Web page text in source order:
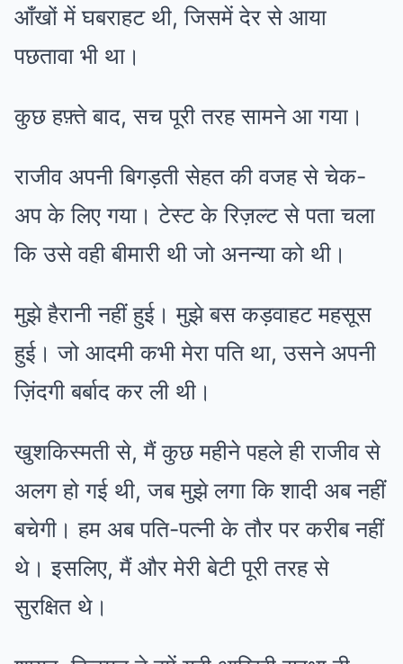
आँखों में घबराहट थी, जिसमें देर से आया
पछतावा भी था।
कुछ हफ़्ते बाद, सच पूरी तरह सामने आ गया।
राजीव अपनी बिगड़ती सेहत की वजह से चेक-
अप के लिए गया। टेस्ट के रिज़ल्ट से पता चला
कि उसे वही बीमारी थी जो अनन्या को थी।
मुझे हैरानी नहीं हुई। मुझे बस कड़वाहट महसूस
हुई। जो आदमी कभी मेरा पति था, उसने अपनी
ज़िंदगी बर्बाद कर ली थी।
खुशकिस्मती से, मैं कुछ महीने पहले ही राजीव से
अलग हो गई थी, जब मुझे लगा कि शादी अब नहीं
बचेगी। हम अब पति-पत्नी के तौर पर करीब नहीं
थे। इसलिए, मैं और मेरी बेटी पूरी तरह से
सुरक्षित थे।